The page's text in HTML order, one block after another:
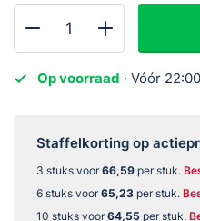
450
meter
aantal
Op voorraad · Vóór
Staffelkorting op
3 stuks voor66,59 per stuk.
6 stuks voor65,23 per stuk.
10 stuks voor64,55 per stuk.